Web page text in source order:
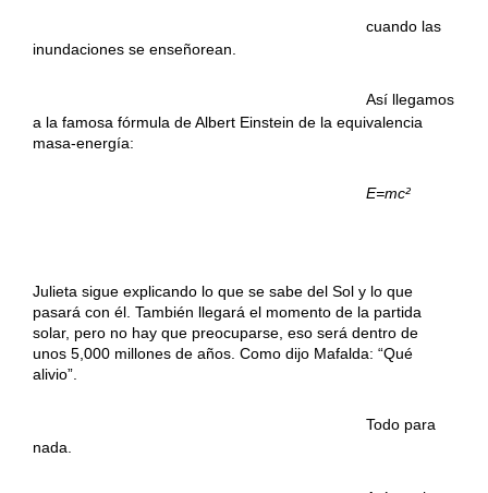
cuando las
inundaciones se enseñorean.
Así llegamos
a la famosa fórmula de Albert Einstein de la equivalencia
masa-energía:
E=mc²
Julieta sigue explicando lo que se sabe del Sol y lo que
pasará con él. También llegará el momento de la partida
solar, pero no hay que preocuparse, eso será dentro de
unos 5,000 millones de años. Como dijo Mafalda: “Qué
alivio”.
Todo para
nada.